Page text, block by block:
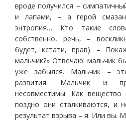
вроде получился –
и лапами, – а герой
энтропия… Кто такие
собственно, речь, –
будет, кстати, прав). –
мальчик?» Отвечаю: мальчик
уже забылся. Мальчик –
развития. Мальчик и
несовместимы. Как
поздно они сталкиваются, и
результат взрыва – я. Или вы.